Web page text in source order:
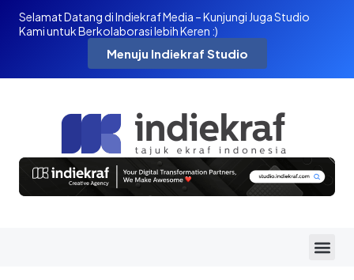
Selamat Datang di Indiekraf Media – Kunjungi Juga Studio
Kami untuk Berkolaborasi lebih Keren :)
Menuju Indiekraf Studio